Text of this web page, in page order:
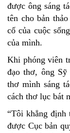
được ông sáng
tên cho bản
cố của cuộc
của mình.
Khi phóng viên
đạo thơ, ông
thơ mình sáng
cách thơ lục bát
“Tôi khẳng
được Cục bản